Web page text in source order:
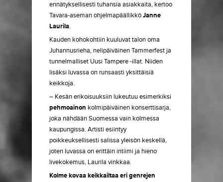
ennätyksellisesti tuhansia asiakkaita, kertoo
Tavara-aseman ohjelmapäällikköJanne
Laurila.
Kauden kohokohtiin kuuluvat talon oma
Juhannusrieha, nelipäiväinen Tammerfest ja
tunnelmalliset Uusi Tampere -illat. Niiden
lisäksi luvassa on runsaasti yksittäisiä
keikkoja.
– Kesän erikoisuuksiin lukeutuu esimerkiksi
pehmoainon kolmipäiväinen konserttisarja,
joka nähdään Suomessa vain kolmessa
kaupungissa. Artisti esiintyy
poikkeuksellisesti salissa yleisön keskellä,
joten luvassa on erittäin intiimi ja hieno
livekokemus, Laurila vinkkaa.
Kolme kovaa keikkailtaa eri genrejen